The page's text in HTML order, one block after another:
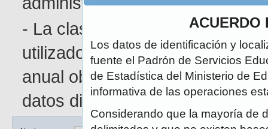
- La clasificación de área
utilizado en el Censo de
anual obedece a la naturaleza
datos disponibles.
ACUERDO
Los datos de identificación y
fuente el Padrón de Servicios
de Estadística del Ministerio de
informativa de las operaciones
Considerando que la mayoría de